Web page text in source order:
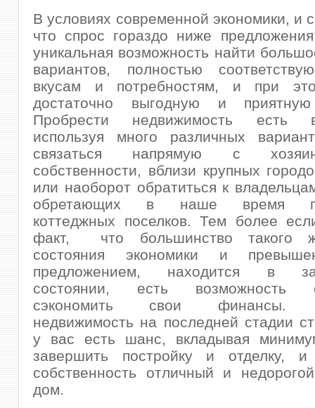
В условиях современной экономики, и
что спрос гораздо ниже
уникальная возможность найти
вариантов, полностью
вкусам и потребностям, и при
достаточно выгодную и приятную
Пробрести недвижимость есть
используя много различных
связаться напрямую с
собственности, вблизи крупных
или наоборот обратиться к
обретающих в наше время
коттеджных поселков. Тем более
факт, что большинство такого
состояния экономики и
предложением, находится в
состоянии, есть возможность
сэкономить свои финансы.
недвижимость на последней стадии
у вас есть шанс, вкладывая
завершить постройку и отделку,
собственность отличный и
дом.